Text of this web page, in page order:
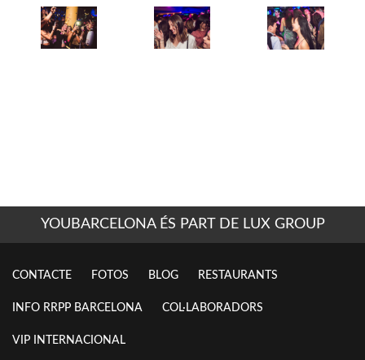
YOUBARCELONA ÉS PART DE LUX GROUP
CONTACTE FOTOS BLOG RESTAURANTS
INFO RRPP BARCELONA COL·LABORADORS
VIP INTERNACIONAL